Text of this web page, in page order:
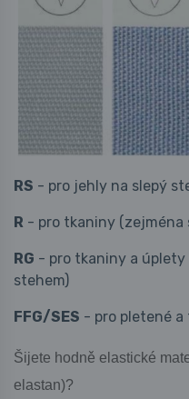
RS - pro jehly na slepý
R - pro tkaniny (zejména
RG - pro tkaniny a
stehem)
FFG/SES - pro pletené
Šijete hodně elastické
elastan)?